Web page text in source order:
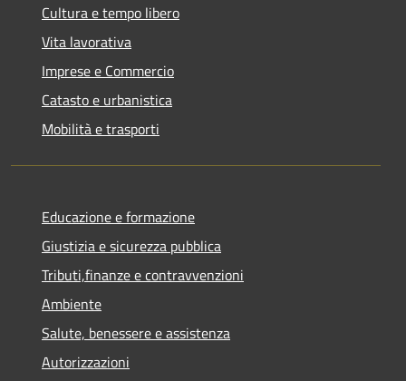
Cultura e tempo libero
Vita lavorativa
Imprese e Commercio
Catasto e urbanistica
Mobilità e trasporti
Educazione e formazione
Giustizia e sicurezza pubblica
Tributi,finanze e contravvenzioni
Ambiente
Salute, benessere e assistenza
Autorizzazioni